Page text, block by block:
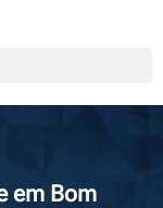
em Bom